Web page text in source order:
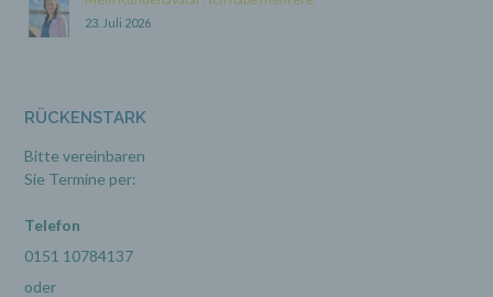
23. Juli 2026
RÜCKENSTARK
Bitte vereinbaren
Sie Termine per:
Telefon
0151 10784137
oder
Verantwortlicher im Sinne der Datenschutz-
Grundverordnung, sonstiger in den Mitgliedstaaten der
Europäischen Union geltenden Datenschutzgesetze
datenschutzrechtlichem Charakter ist die:
rückenstark